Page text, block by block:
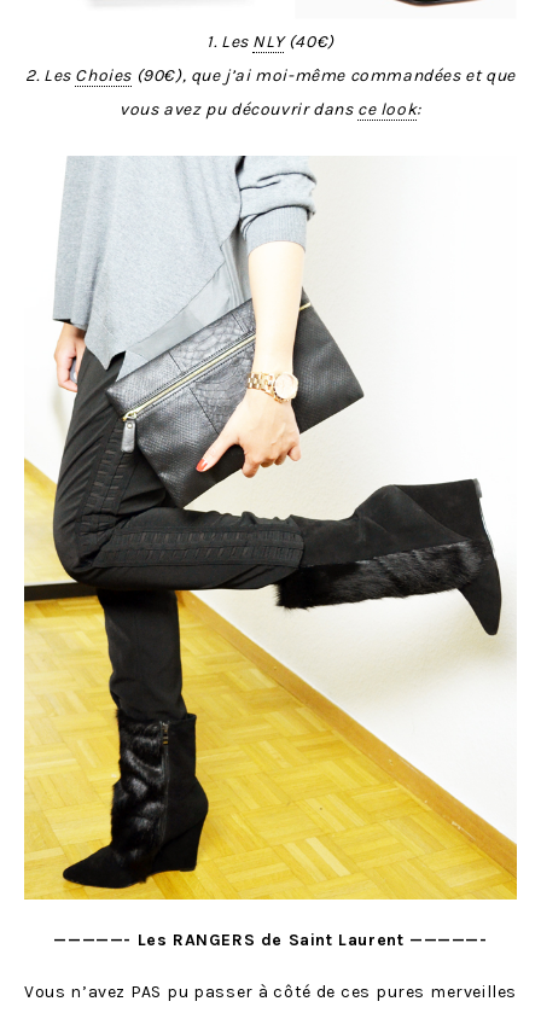
1. Les NLY(40€)
2. Les Choies (90€), que j’ai moi-même commandées et que
vous avez pu découvrir dans ce look:
—————- Les RANGERS de Saint Laurent —————-
Vous n’avez PAS pu passer à côté de ces pures merveilles